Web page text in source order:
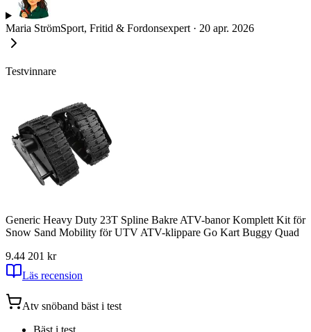
Maria StrömSport, Fritid & Fordonsexpert · 20 apr. 2026
Testvinnare
Generic Heavy Duty 23T Spline Bakre ATV-banor Komplett Kit för
Snow Sand Mobility för UTV ATV-klippare Go Kart Buggy Quad
9.44 201 kr
Läs recension
Atv snöband bäst i test
Bäst i test